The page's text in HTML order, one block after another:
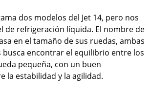
dos modelos del Jet 14, pero nos
de refrigeración líquida. El nombre de
en el tamaño de sus ruedas, ambas
busca encontrar el equilibrio entre los
pequeña, con un buen
la estabilidad y la agilidad.